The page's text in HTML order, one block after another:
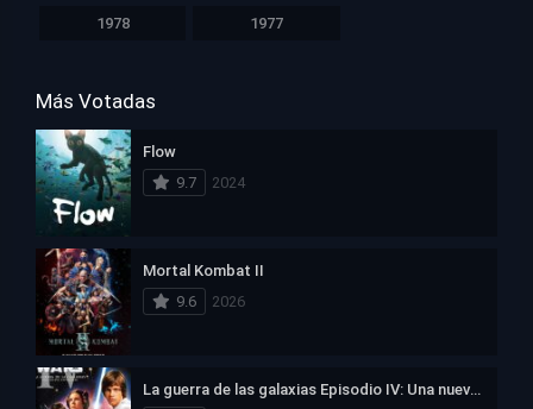
1978 1977
Más Votadas
Flow
9.7
2024
Mortal Kombat II
9.6
2026
La guerra de las galaxias Episodio IV: Una nueva esperanza